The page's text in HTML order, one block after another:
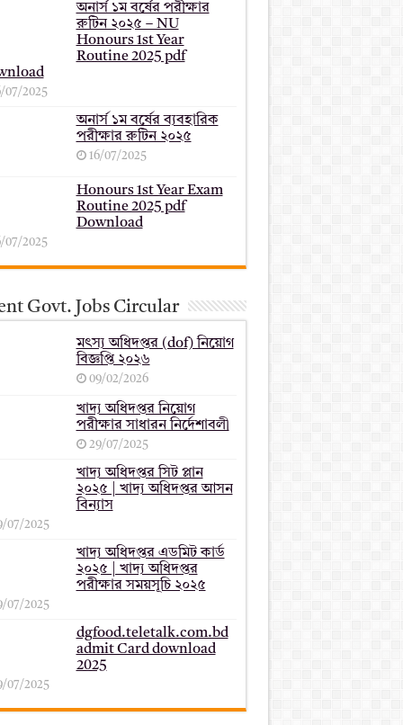
অনার্স ১ম বর্ষের পরীক্ষার
রুটিন ২০২৫ – NU
Honours 1st Year
Routine 2025 pdf
07/2025
অনার্স ১ম বর্ষের ব্যবহারিক
পরীক্ষার ‍রুটিন ২০২৫
16/07/2025
Honours 1st Year Exam
Routine 2025 pdf
Download
07/2025
Govt. Jobs Circular
মৎস্য অধিদপ্তর (dof) নিয়োগ
বিজ্ঞপ্তি ২০২৬
09/02/2026
খাদ্য অধিদপ্তর নিয়োগ
পরীক্ষার সাধারন নির্দেশাবলী
29/07/2025
খাদ্য অধিদপ্তর সিট প্লান
২০২৫ | খাদ্য অধিদপ্তর আসন
বিন্যাস
07/2025
খাদ্য অধিদপ্তর এডমিট কার্ড
২০২৫ | খাদ্য অধিদপ্তর
পরীক্ষার সময়সূচি ২০২৫
07/2025
dgfood.teletalk.com.bd
admit Card download
2025
07/2025